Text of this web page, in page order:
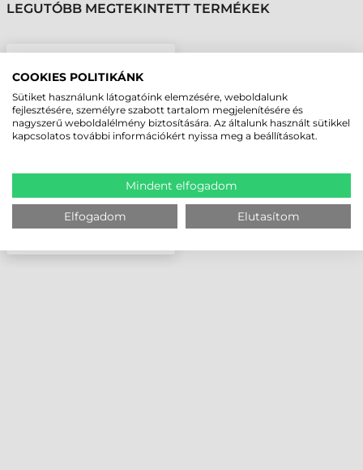
LEGUTÓBB MEGTEKINTETT TERMÉKEK
FEKETE
COOKIES POLITIKÁNK
Sütiket használunk látogatóink elemzésére, weboldalunk
fejlesztésére, személyre szabott tartalom megjelenítésére és
nagyszerű weboldalélmény biztosítására. Az általunk használt sütikkel
kapcsolatos további információkért nyissa meg a beállításokat.
Mindent elfogadom
Elfogadom Elutasítom